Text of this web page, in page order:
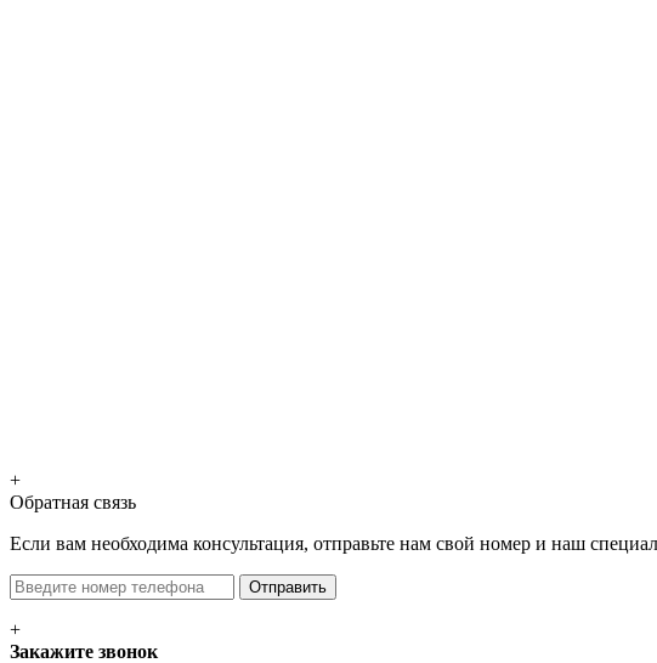
+
Обратная связь
Если вам необходима консультация, отправьте нам свой номер и наш
Отправить
+
Закажите звонок